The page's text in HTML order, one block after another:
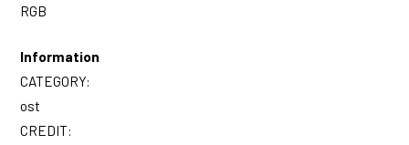
RGB
Information
CATEGORY:
ost
CREDIT: